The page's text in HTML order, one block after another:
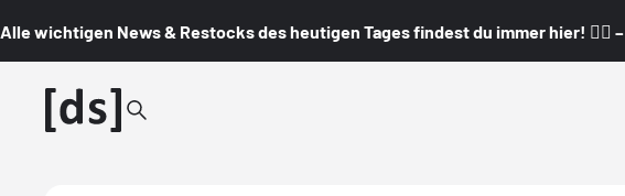
Alle wichtigen News & Restocks des heutigen Tages findest du immer hier! 👇🏼 –